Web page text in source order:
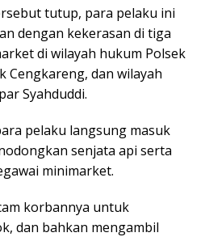
tutup, para pelaku ini
dengan kekerasan di tiga
di wilayah hukum Polsek
Cengkareng, dan wilayah
Syahduddi.
pelaku langsung masuk
senjata api serta
minimarket.
korbannya untuk
dan bahkan mengambil